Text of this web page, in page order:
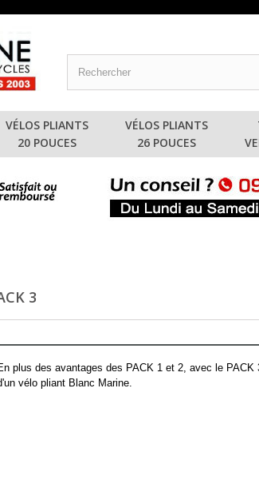
VÉLOS PLIANTS
20 POUCES
VÉLOS PLIANTS
26 POUCES
3
plus des avantages des PACK 1 et 2, avec le
vélo pliant Blanc Marine.